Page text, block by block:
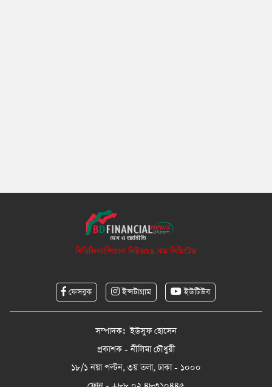
বিডিফিন্যান্সিয়াল নিউজ২৪.কম লিমিটেড
ফেসবুক ইন্সটাগ্রাম ইউটিউব
সম্পাদকঃ ইউসুফ হোসেন
প্রকাশক - নীলিমা চৌধুরী
১৮/১ নয়া পল্টন, ৩য় তলা, ঢাকা - ১০০০